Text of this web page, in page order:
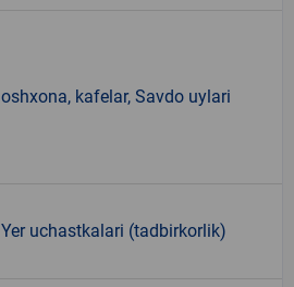
oshxona, kafelar, Savdo uylari
Yer uchastkalari (tadbirkorlik)